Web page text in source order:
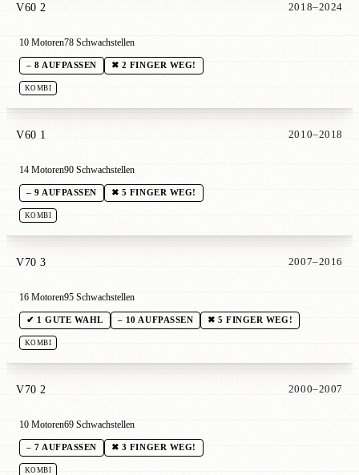
V60 2 2018–2024
10 Motoren78 Schwachstellen
– 8 AUFPASSEN ✖ 2 FINGER WEG!
KOMBI
V60 1 2010–2018
14 Motoren90 Schwachstellen
– 9 AUFPASSEN ✖ 5 FINGER WEG!
KOMBI
V70 3 2007–2016
16 Motoren95 Schwachstellen
✔ 1 GUTE WAHL – 10 AUFPASSEN ✖ 5 FINGER WEG!
KOMBI
V70 2 2000–2007
10 Motoren69 Schwachstellen
– 7 AUFPASSEN ✖ 3 FINGER WEG!
KOMBI